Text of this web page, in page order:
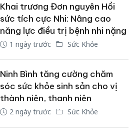
Khai trương Đơn nguyên Hồi
sức tích cực Nhi: Nâng cao
năng lực điều trị bệnh nhi nặng
1 ngày trước Sức Khỏe
Ninh Bình tăng cường chăm
sóc sức khỏe sinh sản cho vị
thành niên, thanh niên
2 ngày trước Sức Khỏe